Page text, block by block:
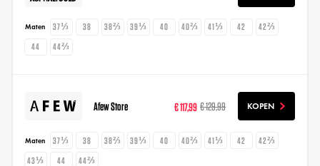
Maten 37⅓ 38 38⅔ 39⅓ 40 40⅔ 41⅓ 42
42⅔
44
44⅔
Afew Store € 117,99 € 129,99 KOPEN
Maten 37⅓ 38 38⅔ 39⅓ 40 40⅔ 41⅓ 42
42⅔
43⅓
44 44⅔